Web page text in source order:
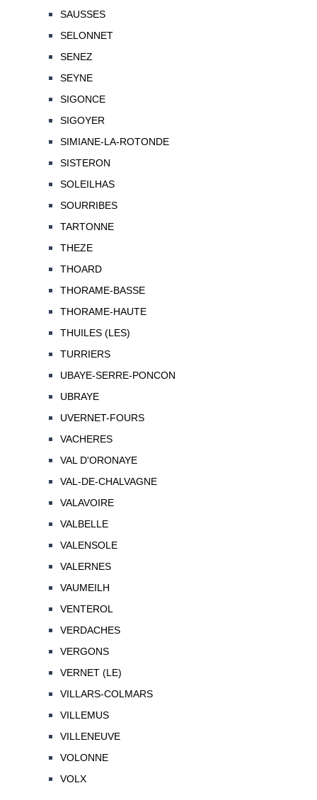
SAUSSES
SELONNET
SENEZ
SEYNE
SIGONCE
SIGOYER
SIMIANE-LA-ROTONDE
SISTERON
SOLEILHAS
SOURRIBES
TARTONNE
THEZE
THOARD
THORAME-BASSE
THORAME-HAUTE
THUILES (LES)
TURRIERS
UBAYE-SERRE-PONCON
UBRAYE
UVERNET-FOURS
VACHERES
VAL D'ORONAYE
VAL-DE-CHALVAGNE
VALAVOIRE
VALBELLE
VALENSOLE
VALERNES
VAUMEILH
VENTEROL
VERDACHES
VERGONS
VERNET (LE)
VILLARS-COLMARS
VILLEMUS
VILLENEUVE
VOLONNE
VOLX